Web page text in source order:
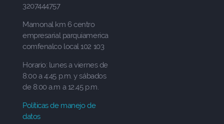
3207444757
Mamonal km 6 centro
empresarial parquiamerica
comfenalco local 102 103
Horario: lunes a viernes de
8:00 a 4:45 p.m. y sábados
de 8:00 a.m a 12.45 p.m.
Políticas de manejo de
datos